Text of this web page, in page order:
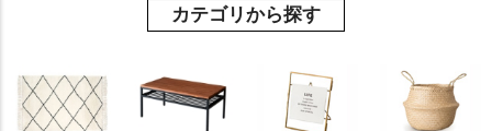
カテゴリから探す